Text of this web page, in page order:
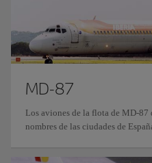
MD-87
Los aviones de la flota de MD-
nombres de las ciudades de